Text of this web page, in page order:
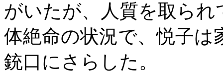
がいたが、人質を取ら
体絶命の状況で、悦子
銃口にさらした。